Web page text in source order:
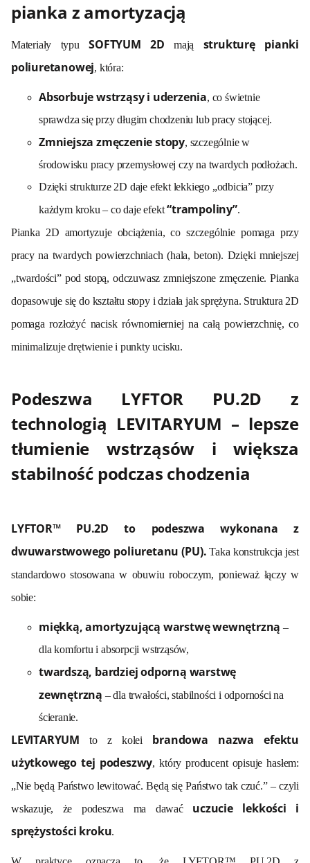
pianka z amortyzacją
Materiały typuSOFTYUM 2D mają strukturę pianki
poliuretanowej, która:
Absorbuje wstrząsy i uderzenia, co świetnie
sprawdza się przy długim chodzeniu lub pracy stojącej.
Zmniejsza zmęczenie stopy, szczególnie w
środowisku pracy przemysłowej czy na twardych podłożach.
Dzięki strukturze 2D daje efekt lekkiego „odbicia” przy
każdym kroku – co daje efekt“trampoliny”.
Pianka 2D amortyzuje obciążenia, co szczególnie pomaga przy
pracy na twardych powierzchniach (hala, beton). Dzięki mniejszej
„twardości” pod stopą, odczuwasz zmniejszone zmęczenie. Pianka
dopasowuje się do kształtu stopy i działa jak sprężyna. Struktura 2D
pomaga rozłożyć nacisk równomierniej na całą powierzchnię, co
minimalizuje drętwienie i punkty ucisku.
Podeszwa LYFTOR PU.2D z
technologią LEVITARYUM – lepsze
tłumienie wstrząsów i większa
stabilność podczas chodzenia
LYFTOR™ PU.2D to podeszwa wykonana z
dwuwarstwowego poliuretanu (PU). Taka konstrukcja jest
standardowo stosowana w obuwiu roboczym, ponieważ łączy w
sobie:
miękką, amortyzującą warstwę wewnętrzną –
dla komfortu i absorpcji wstrząsów,
twardszą, bardziej odporną warstwę
zewnętrzną – dla trwałości, stabilności i odporności na
ścieranie.
LEVITARYUM to z kolei brandowa nazwa efektu
użytkowego tej podeszwy, który producent opisuje hasłem:
„Nie będą Państwo lewitować. Będą się Państwo tak czuć.” – czyli
wskazuje, że podeszwa ma dawać uczucie lekkości i
sprężystości kroku.